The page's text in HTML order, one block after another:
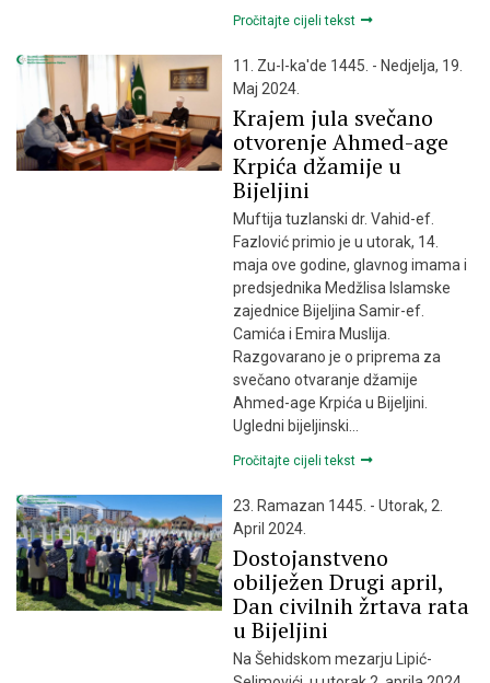
Pročitajte cijeli tekst
11. Zu-l-ka'de 1445. - Nedjelja, 19.
Maj 2024.
Krajem jula svečano
otvorenje Ahmed-age
Krpića džamije u
Bijeljini
Muftija tuzlanski dr. Vahid-ef.
Fazlović primio je u utorak, 14.
maja ove godine, glavnog imama i
predsjednika Medžlisa Islamske
zajednice Bijeljina Samir-ef.
Camića i Emira Muslija.
Razgovarano je o priprema za
svečano otvaranje džamije
Ahmed-age Krpića u Bijeljini.
Ugledni bijeljinski…
Pročitajte cijeli tekst
23. Ramazan 1445. - Utorak, 2.
April 2024.
Dostojanstveno
obilježen Drugi april,
Dan civilnih žrtava rata
u Bijeljini
Na Šehidskom mezarju Lipić-